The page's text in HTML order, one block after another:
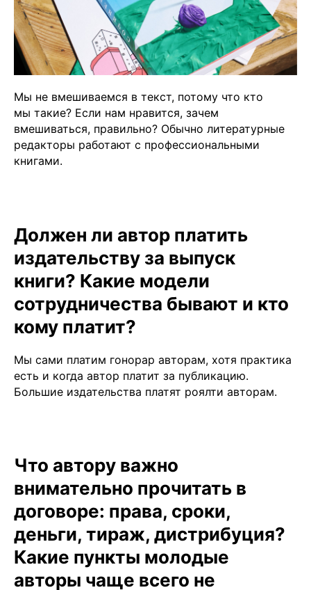
Мы не вмешиваемся в текст, потому что кто
мы такие? Если нам нравится, зачем
вмешиваться, правильно? Обычно литературные
редакторы работают с профессиональными
книгами.
Должен ли автор платить
издательству за выпуск
книги? Какие модели
сотрудничества бывают и кто
кому платит?
Мы сами платим гонорар авторам, хотя практика
есть и когда автор платит за публикацию.
Большие издательства платят роялти авторам.
Что автору важно
внимательно прочитать в
договоре: права, сроки,
деньги, тираж, дистрибуция?
Какие пункты молодые
авторы чаще всего не